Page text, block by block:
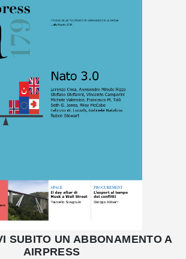
SUBITO UN ABBONAMENTO A
AIRPRESS